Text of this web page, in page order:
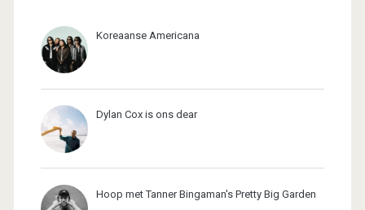
Koreaanse Americana
Dylan Cox is ons dear
Hoop met Tanner Bingaman's Pretty Big Garden